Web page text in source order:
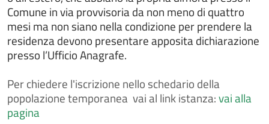
IMU - Imposta Municipale Unica
Intrattenimenti, spettacoli, eventi e manifestazioni
Iscriversi all'albo comunale delle associazioni
Iscriversi o cancellarsi dall'albo degli scrutatori
Iscriversi o cancellarsi dall'albo dei giudici popolari
Iscriversi o cancellarsi dall'albo dei presidenti di
seggio
Comune in via provvisoria da non meno di quattro
mesi ma non siano nella condizione per prendere la
residenza devono presentare apposita dichiarazione
presso l’Ufficio Anagrafe.
Perchiedere l'iscrizione nello schedario della
popolazione temporanea vai al link istanza:vai alla
pagina